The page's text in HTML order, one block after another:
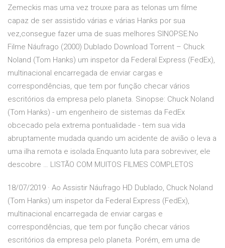
Zemeckis mas uma vez trouxe para as telonas um filme
capaz de ser assistido várias e várias Hanks por sua
vez,consegue fazer uma de suas melhores SINOPSE:No
Filme Náufrago (2000) Dublado Download Torrent – Chuck
Noland (Tom Hanks) um inspetor da Federal Express (FedEx),
multinacional encarregada de enviar cargas e
correspondências, que tem por função checar vários
escritórios da empresa pelo planeta. Sinopse: Chuck Noland
(Tom Hanks) - um engenheiro de sistemas da FedEx
obcecado pela extrema pontualidade - tem sua vida
abruptamente mudada quando um acidente de avião o leva a
uma ilha remota e isolada.Enquanto luta para sobreviver, ele
descobre … LISTÃO COM MUITOS FILMES COMPLETOS
18/07/2019 · Ao Assistir Náufrago HD Dublado, Chuck Noland
(Tom Hanks) um inspetor da Federal Express (FedEx),
multinacional encarregada de enviar cargas e
correspondências, que tem por função checar vários
escritórios da empresa pelo planeta. Porém, em uma de